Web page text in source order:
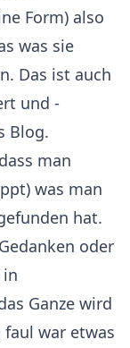
Form) also
was sie
Das ist auch
und -
Blog.
man
was man
hat.
oder
in
Ganze wird
war etwas